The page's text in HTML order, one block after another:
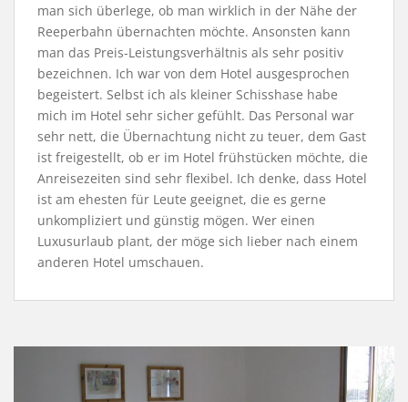
man sich überlege, ob man wirklich in der Nähe der
Reeperbahn übernachten möchte. Ansonsten kann
man das Preis-Leistungsverhältnis als sehr positiv
bezeichnen. Ich war von dem Hotel ausgesprochen
begeistert. Selbst ich als kleiner Schisshase habe
mich im Hotel sehr sicher gefühlt. Das Personal war
sehr nett, die Übernachtung nicht zu teuer, dem Gast
ist freigestellt, ob er im Hotel frühstücken möchte, die
Anreisezeiten sind sehr flexibel. Ich denke, dass Hotel
ist am ehesten für Leute geeignet, die es gerne
unkompliziert und günstig mögen. Wer einen
Luxusurlaub plant, der möge sich lieber nach einem
anderen Hotel umschauen.